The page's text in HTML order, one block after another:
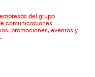
del grupo
comunicaciones
promociones, eventos y